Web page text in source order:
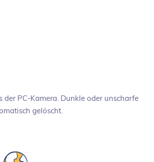
der PC-Kamera. Dunkle oder unscharfe
gelöscht.